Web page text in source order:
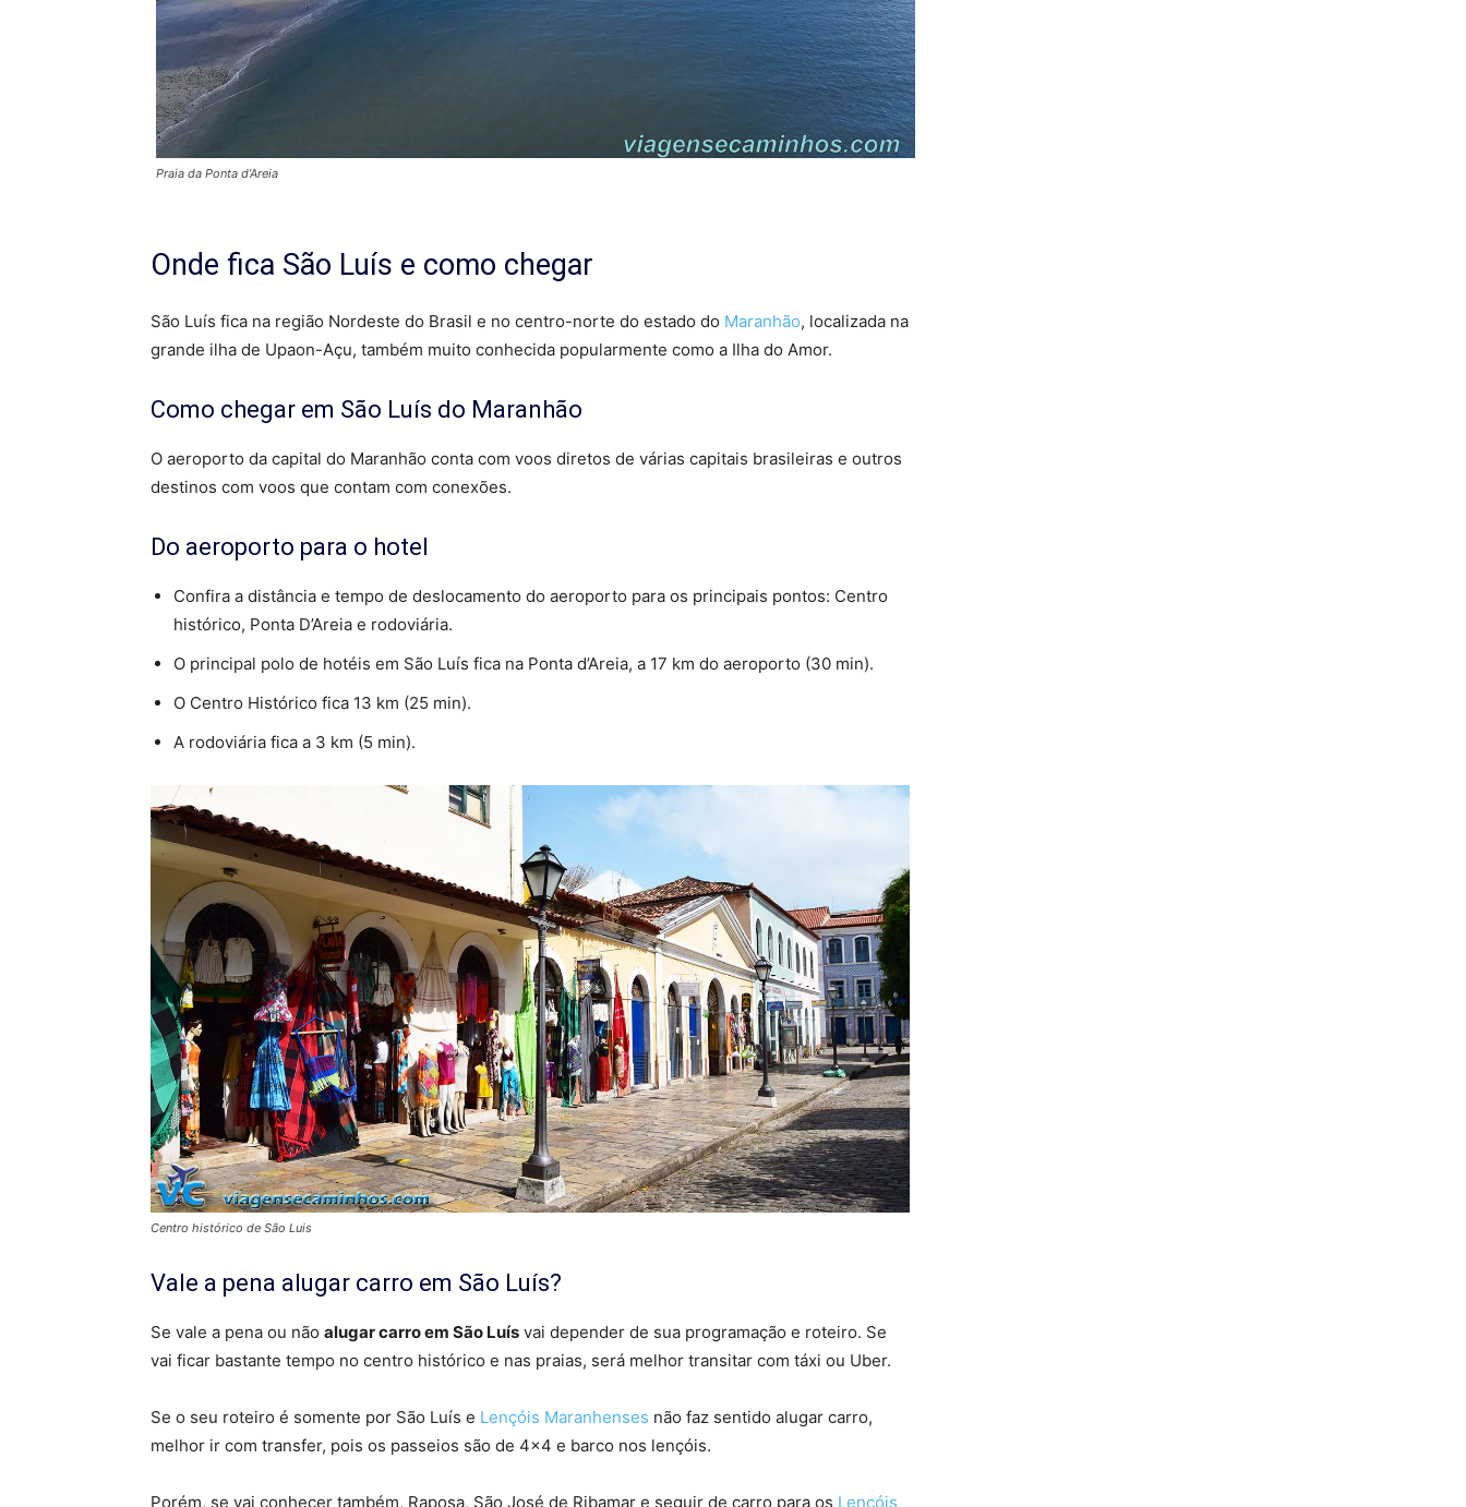
Praia da Ponta d’Areia
Onde fica São Luís e como chegar
São Luís fica na região Nordeste do Brasil e no centro-norte do estado do Maranhão, localizada na
grande ilha de Upaon-Açu, também muito conhecida popularmente como a Ilha do Amor.
Como chegar em São Luís do Maranhão
O aeroporto da capital do Maranhão conta com voos diretos de várias capitais brasileiras e outros
destinos com voos que contam com conexões.
Do aeroporto para o hotel
Confira a distância e tempo de deslocamento do aeroporto para os principais pontos: Centro
histórico, Ponta D’Areia e rodoviária.
O principal polo de hotéis em São Luís fica na Ponta d’Areia, a 17 km do aeroporto (30 min).
O Centro Histórico fica 13 km (25 min).
A rodoviária fica a 3 km (5 min).
Centro histórico de São Luis
Vale a pena alugar carro em São Luís?
Se vale a pena ou não alugar carro em São Luís vai depender de sua programação e roteiro. Se
vai ficar bastante tempo no centro histórico e nas praias, será melhor transitar com táxi ou Uber.
Se o seu roteiro é somente por São Luís e Lençóis Maranhenses não faz sentido alugar carro,
melhor ir com transfer, pois os passeios são de 4×4 e barco nos lençóis.
Porém, se vai conhecer também, Raposa, São José de Ribamar e seguir de carro para os Lençóis